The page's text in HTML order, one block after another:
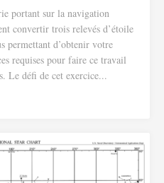
portant sur la navigation
convertir trois relevés d’étoile
permettant d’obtenir votre
requises pour faire ce travail
Le défi de cet exercice...